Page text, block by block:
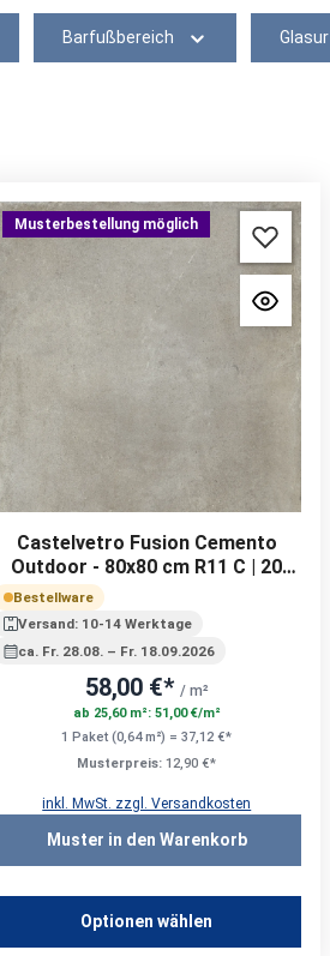
Barfußbereich Glasur
Musterbestellung möglich
Castelvetro Fusion Cemento
Outdoor - 80x80 cm R11 C | 20
Bestellware
Versand: 10-14 Werktage
ca. Fr. 28.08. – Fr. 18.09.2026
58,00 €* / m²
ab 25,60 m²: 51,00 €/m²
1 Paket (0,64 m²) = 37,12 €*
Musterpreis: 12,90 €*
inkl. MwSt. zzgl. Versandkosten
Muster in den Warenkorb
Optionen wählen